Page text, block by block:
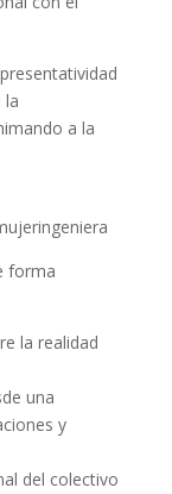
la
a la
forma
la realidad
una
y
del colectivo